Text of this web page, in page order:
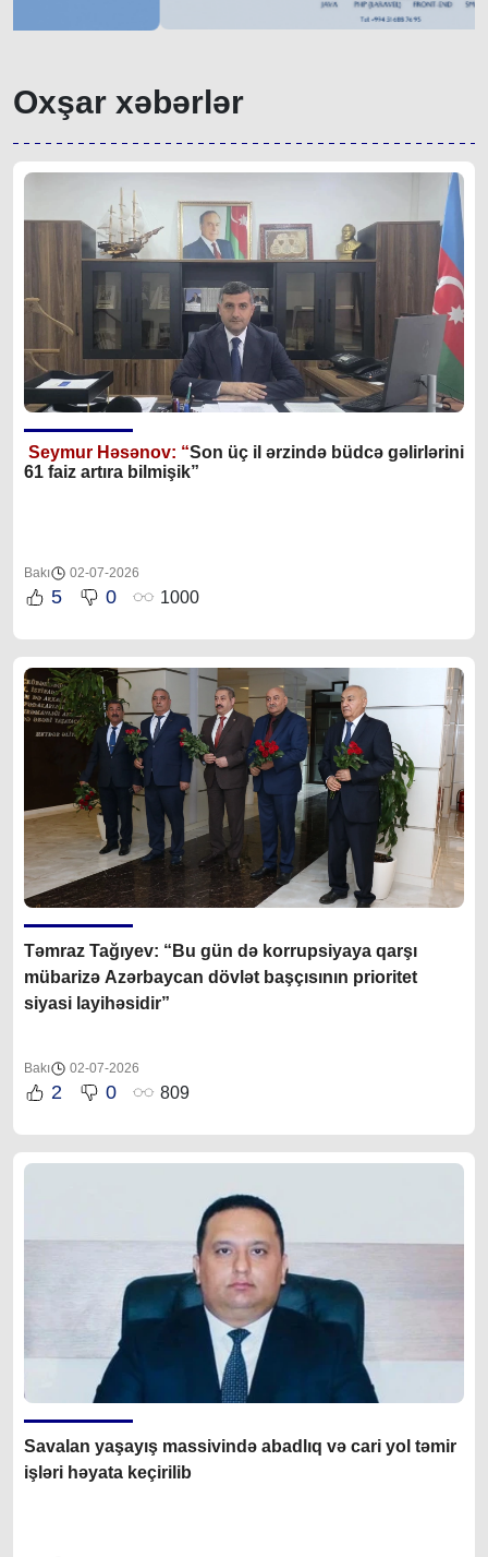
Oxşar xəbərlər
Seymur Həsənov: “Son üç il ərzində büdcə gəlirlərini
61 faiz artıra bilmişik”
Bakı 02-07-2026
5 0 1000
Təmraz Tağıyev: “Bu gün də korrupsiyaya qarşı
mübarizə Azərbaycan dövlət başçısının prioritet
siyasi layihəsidir”
Bakı 02-07-2026
2 0 809
Savalan yaşayış massivində abadlıq və cari yol təmir
işləri həyata keçirilib